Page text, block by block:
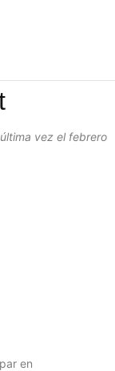
vez el febrero
en